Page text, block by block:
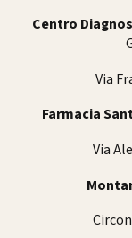
Centro
Via
Farmacia
Via